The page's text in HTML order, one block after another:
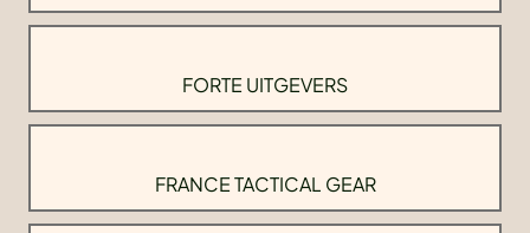
FORTE UITGEVERS
FRANCE TACTICAL GEAR